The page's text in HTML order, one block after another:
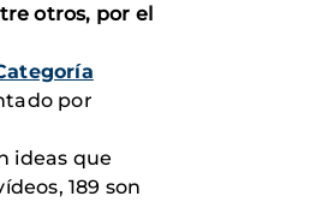
otros, por el
por
ideas que
189 son